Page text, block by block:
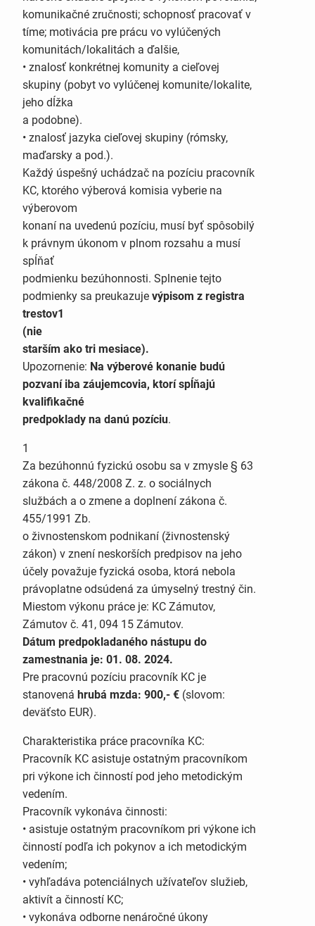
komunikačné zručnosti; schopnosť pracovať v
tíme; motivácia pre prácu vo vylúčených
komunitách/lokalitách a ďalšie,
• znalosť konkrétnej komunity a cieľovej
skupiny (pobyt vo vylúčenej komunite/lokalite,
jeho dĺžka
a podobne).
• znalosť jazyka cieľovej skupiny (rómsky,
maďarsky a pod.).
Každý úspešný uchádzač na pozíciu pracovník
KC, ktorého výberová komisia vyberie na
výberovom
konaní na uvedenú pozíciu, musí byť spôsobilý
k právnym úkonom v plnom rozsahu a musí
spĺňať
podmienku bezúhonnosti. Splnenie tejto
podmienky sa preukazuje výpisom z registra
trestov1
(nie
starším ako tri mesiace).
Upozornenie: Na výberové konanie budú
pozvaní iba záujemcovia, ktorí spĺňajú
kvalifikačné
predpoklady na danú pozíciu.
1
Za bezúhonnú fyzickú osobu sa v zmysle § 63
zákona č. 448/2008 Z. z. o sociálnych
službách a o zmene a doplnení zákona č.
455/1991 Zb.
o živnostenskom podnikaní (živnostenský
zákon) v znení neskorších predpisov na jeho
účely považuje fyzická osoba, ktorá nebola
právoplatne odsúdená za úmyselný trestný čin.
Miestom výkonu práce je: KC Zámutov,
Zámutov č. 41, 094 15 Zámutov.
Dátum predpokladaného nástupu do
zamestnania je: 01. 08. 2024.
Pre pracovnú pozíciu pracovník KC je
stanovená hrubá mzda: 900,- € (slovom:
deväťsto EUR).
Charakteristika práce pracovníka KC:
Pracovník KC asistuje ostatným pracovníkom
pri výkone ich činností pod jeho metodickým
vedením.
Pracovník vykonáva činnosti:
• asistuje ostatným pracovníkom pri výkone ich
činností podľa ich pokynov a ich metodickým
vedením;
• vyhľadáva potenciálnych užívateľov služieb,
aktivít a činností KC;
• vykonáva odborne nenáročné úkony